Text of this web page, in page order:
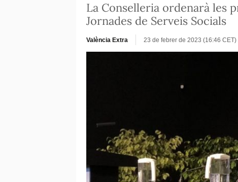
La Conselleria ordenarà les
Jornades de Serveis Socials
València Extra 23 de febrer de 2023 (16:46 CET)